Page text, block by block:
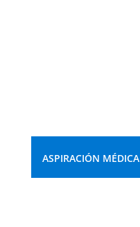
ASPIRACIÓN MÉDICA